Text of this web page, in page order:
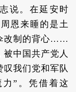
说。在延安时
恩来睡的是土
改制的背心……
中国共产党人
我们党和军队
”。凭借着这